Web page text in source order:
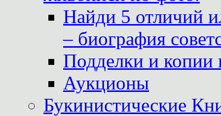
Найди 5 отличий
– биография
Подделки и копии
Аукционы
Букинистические